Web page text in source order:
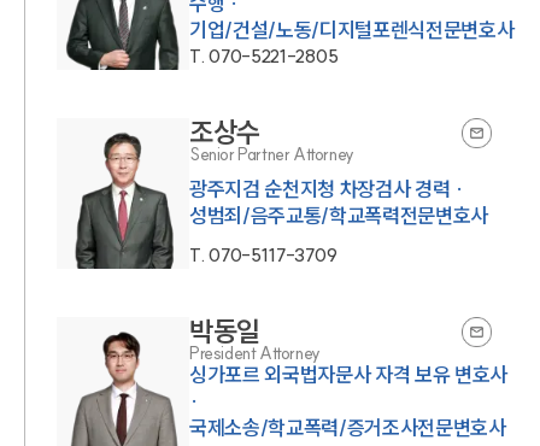
기업/건설/노동/디지털포렌식전문변호사
T.070-5221-2805
조상수
Senior Partner Attorney
광주지검 순천지청 차장검사 경력 ·
성범죄/음주교통/학교폭력전문변호사
T.070-5117-3709
박동일
President Attorney
싱가포르 외국법자문사 자격 보유 변호사
·
국제소송/학교폭력/증거조사전문변호사